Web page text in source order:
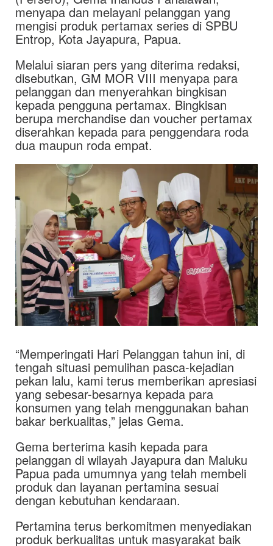
menyapa dan melayani pelanggan yang
mengisi produk pertamax series di SPBU
Entrop, Kota Jayapura, Papua.
Melalui siaran pers yang diterima redaksi,
disebutkan, GM MOR VIII menyapa para
pelanggan dan menyerahkan bingkisan
kepada pengguna pertamax. Bingkisan
berupa merchandise dan voucher pertamax
diserahkan kepada para penggendara roda
dua maupun roda empat.
“Memperingati Hari Pelanggan tahun ini, di
tengah situasi pemulihan pasca-kejadian
pekan lalu, kami terus memberikan apresiasi
yang sebesar-besarnya kepada para
konsumen yang telah menggunakan bahan
bakar berkualitas,” jelas Gema.
Gema berterima kasih kepada para
pelanggan di wilayah Jayapura dan Maluku
Papua pada umumnya yang telah membeli
produk dan layanan pertamina sesuai
dengan kebutuhan kendaraan.
Pertamina terus berkomitmen menyediakan
produk berkualitas untuk masyarakat baik